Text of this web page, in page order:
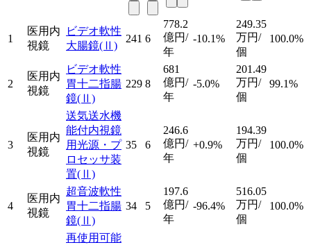
1
医用内
視鏡
ビデオ軟性
大腸鏡(Ⅱ)
241 6
778.2
億円/
年
-10.1%
249.35
万円/
個
100.0%
2
医用内
視鏡
ビデオ軟性
胃十二指腸
鏡(Ⅱ)
229 8
681
億円/
年
-5.0%
201.49
万円/
個
99.1%
3
医用内
視鏡
送気送水機
能付内視鏡
用光源・プ
ロセッサ装
置(Ⅱ)
35 6
246.6
億円/
年
+0.9%
194.39
万円/
個
100.0%
4
医用内
視鏡
超音波軟性
胃十二指腸
鏡(Ⅱ)
34 5
197.6
億円/
年
-96.4%
516.05
万円/
個
100.0%
再使用可能